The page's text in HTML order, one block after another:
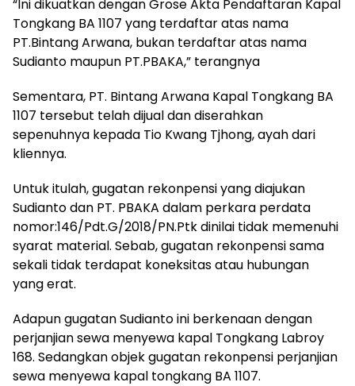
“Ini dikuatkan dengan Grose Akta Pendaftaran Kapal
Tongkang BA 1107 yang terdaftar atas nama
PT.Bintang Arwana, bukan terdaftar atas nama
Sudianto maupun PT.PBAKA,” terangnya
Sementara, PT. Bintang Arwana Kapal Tongkang BA
1107 tersebut telah dijual dan diserahkan
sepenuhnya kepada Tio Kwang Tjhong, ayah dari
kliennya.
Untuk itulah, gugatan rekonpensi yang diajukan
Sudianto dan PT. PBAKA dalam perkara perdata
nomor:146/Pdt.G/2018/PN.Ptk dinilai tidak memenuhi
syarat material. Sebab, gugatan rekonpensi sama
sekali tidak terdapat koneksitas atau hubungan
yang erat.
Adapun gugatan Sudianto ini berkenaan dengan
perjanjian sewa menyewa kapal Tongkang Labroy
168. Sedangkan objek gugatan rekonpensi perjanjian
sewa menyewa kapal tongkang BA 1107.